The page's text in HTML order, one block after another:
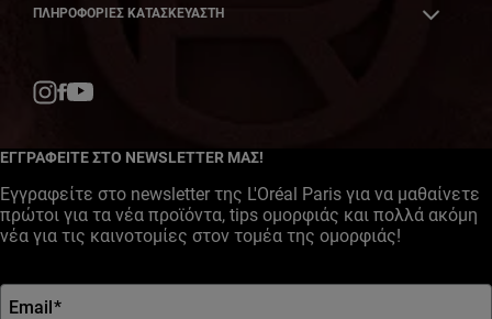
ΠΛΗΡΟΦΟΡΙΕΣ ΚΑΤΑΣΚΕΥΑΣΤΗ
ΕΓΓΡΑΦΕΙΤΕ ΣΤΟ NEWSLETTER ΜΑΣ!
Εγγραφείτε στο newsletter της L'Oréal Paris για να μαθαίνετε
πρώτοι για τα νέα προϊόντα, tips ομορφιάς και πολλά ακόμη
νέα για τις καινοτομίες στον τομέα της ομορφιάς!
Email*